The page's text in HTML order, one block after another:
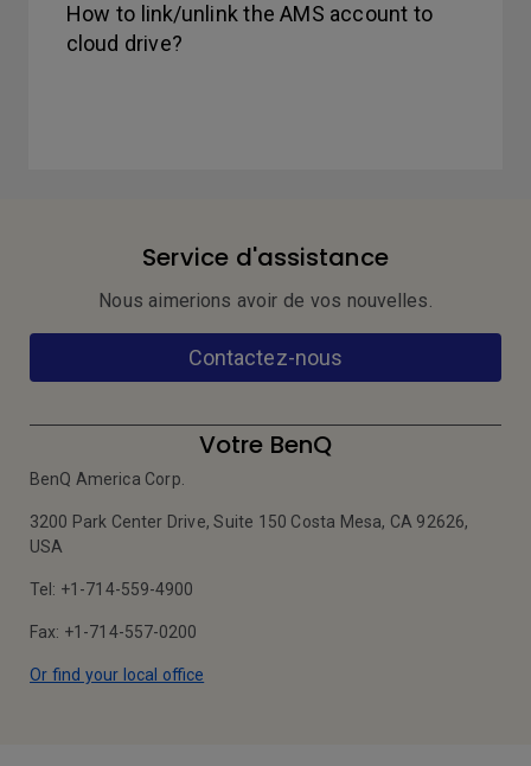
How to link/unlink the AMS account to
cloud drive?
Service d'assistance
Nous aimerions avoir de vos nouvelles.
Contactez-nous
Votre BenQ
BenQ America Corp.
3200 Park Center Drive, Suite 150 Costa Mesa, CA 92626,
USA
Tel: +1-714-559-4900
Fax: +1-714-557-0200
Or find your local office